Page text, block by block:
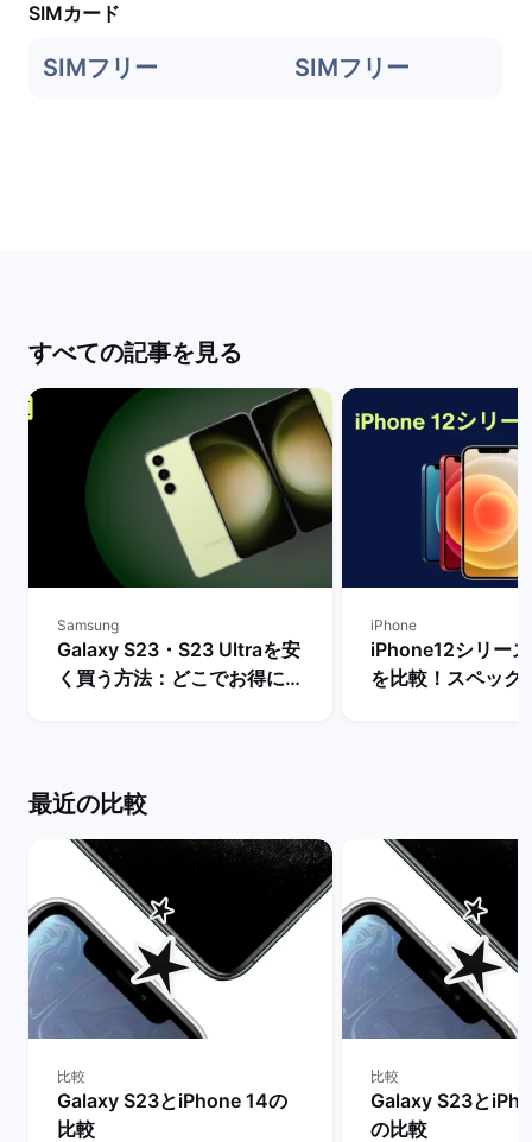
SIMカード
SIMフリー SIMフリー
すべての記事を見る
Samsung
Galaxy S23・S23 Ultraを安
く買う方法：どこでお得に購
iPhone
iPhone12シリー
を比較！スペック
最近の比較
比較
Galaxy S23とiPhone 14の
比較
比較
Galaxy S23と
の比較